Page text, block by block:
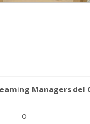
Managers del
o